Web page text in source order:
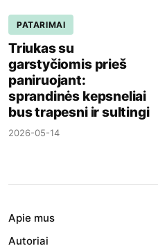
PATARIMAI
Triukas su
garstyčiomis prieš
paniruojant:
sprandinės kepsneliai
bus trapesni ir sultingi
2026-05-14
Apie mus
Autoriai